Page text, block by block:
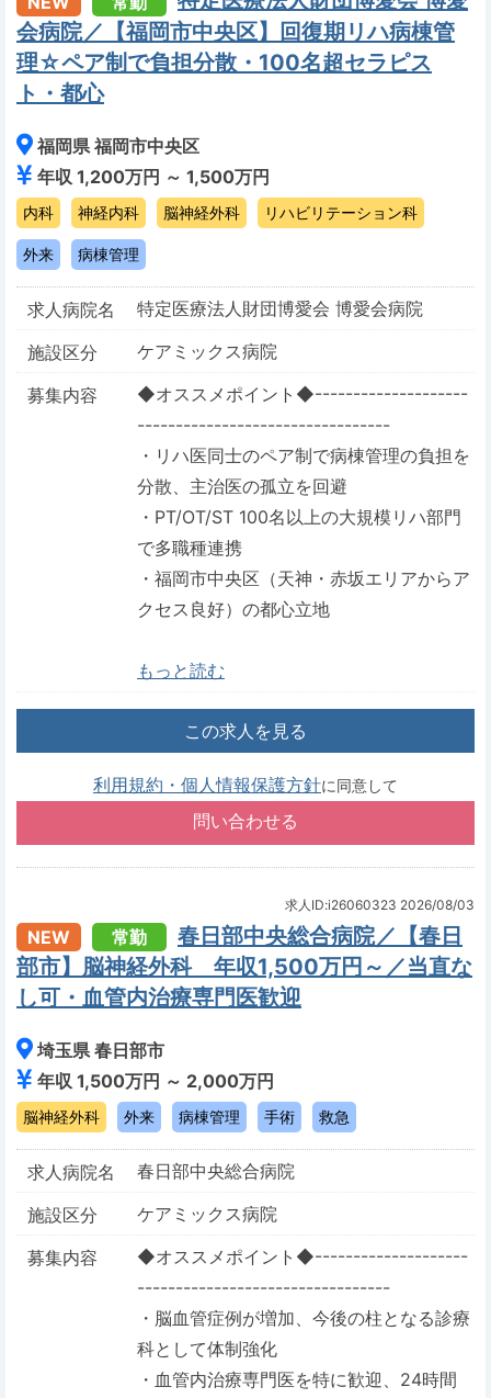
会病院／【福岡市中央区】回復期リハ病棟管
理☆ペア制で負担分散・100名超セラピス
ト・都心
福岡県 福岡市中央区
年収 1,200万円 ～ 1,500万円
内科 神経内科 脳神経外科 リハビリテーション科
外来 病棟管理
求人病院名
特定医療法人財団博愛会 博愛会病院
施設区分
ケアミックス病院
募集内容
◆オススメポイント◆--------------------
---------------------------------
・リハ医同士のペア制で病棟管理の負担を
分散、主治医の孤立を回避
・PT/OT/ST 100名以上の大規模リハ部門
で多職種連携
・福岡市中央区（天神・赤坂エリアからア
クセス良好）の都心立地
もっと読む
この求人を見る
利用規約・個人情報保護方針に同意して
求人ID:i26060323 2026/08/03
NEW 常勤
春日部中央総合病院／【春日
部市】脳神経外科 年収1,500万円～／当直な
し可・血管内治療専門医歓迎
埼玉県 春日部市
年収 1,500万円 ～ 2,000万円
脳神経外科 外来 病棟管理 手術 救急
求人病院名
春日部中央総合病院
施設区分
ケアミックス病院
募集内容
◆オススメポイント◆--------------------
---------------------------------
・脳血管症例が増加、今後の柱となる診療
科として体制強化
・血管内治療専門医を特に歓迎、24時間